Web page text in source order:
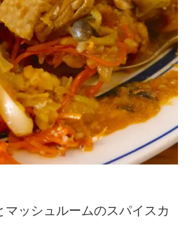
マッシュルームのスパイスカ